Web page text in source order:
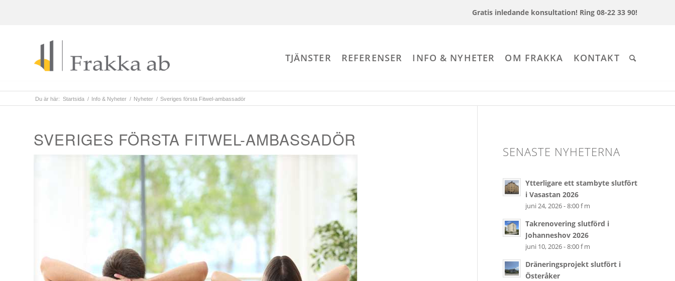
Gratis inledande konsultation! Ring 08-22 33 90!
TJÄNSTER REFERENSER INFO & NYHETER OM FRAKKA KONTAKT
Du är här: Startsida / Info & Nyheter / Nyheter / Sveriges första Fitwel-ambassadör
SVERIGES FÖRSTA FITWEL-AMBASSADÖR
SENASTE NYHETERNA
Ytterligare ett stambyte slutfört
i Vasastan 2026
juni 24, 2026 - 8:00 f m
Takrenovering slutförd i
Johanneshov 2026
juni 10, 2026 - 8:00 f m
Dräneringsprojekt slutfört i
Österåker